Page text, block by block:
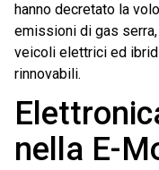
hanno decretato la
emissioni di gas
veicoli elettrici ed
rinnovabili.
nella E-